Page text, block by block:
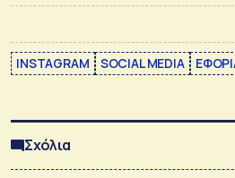
INSTAGRAM SOCIAL MEDIA
Σχόλια